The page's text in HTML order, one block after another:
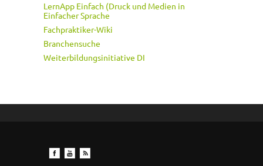
LernApp Einfach (Druck und Medien in
Einfacher Sprache
Fachpraktiker-Wiki
Branchensuche
Weiterbildungsinitiative DI